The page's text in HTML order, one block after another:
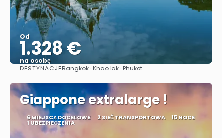
Od
1.328 €
na osobę
Zobacz
DESTYNACJEBangkok · Khao lak · Phuket
Giappone extralarge !
6 MIEJSCA DOCELOWE 2 SIEĆ TRANSPORTOWA 15 NOCE
1 UBEZPIECZENIA